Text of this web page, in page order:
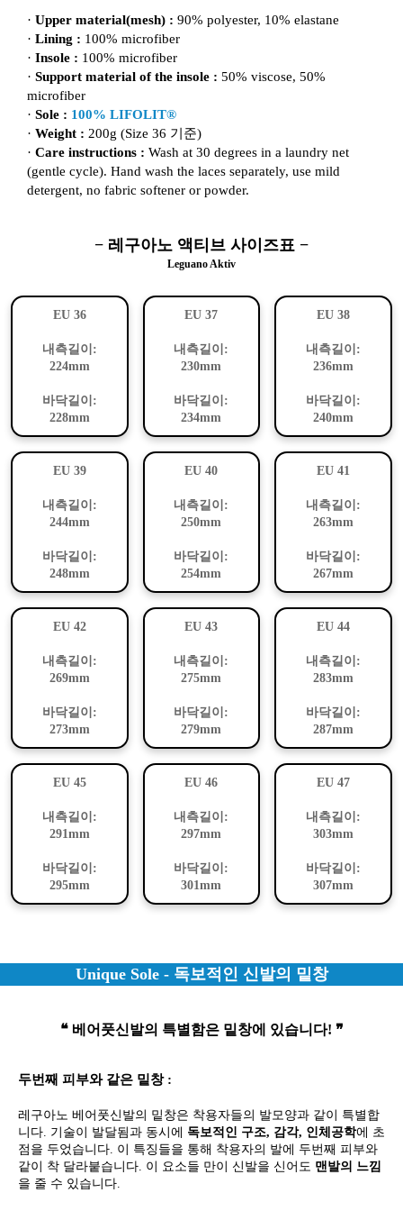
· Upper material(mesh) : 90% polyester, 10% elastane
· Lining : 100% microfiber
· Insole : 100% microfiber
· Support material of the insole : 50% viscose, 50%
microfiber
· Sole : 100% LIFOLIT®
· Weight : 200g (Size 36 기준)
· Care instructions : Wash at 30 degrees in a laundry net
(gentle cycle). Hand wash the laces separately, use mild
detergent, no fabric softener or powder.
− 레구아노 액티브 사이즈표 −
Leguano Aktiv
EU 36
내측길이:
224mm
바닥길이:
228mm
EU 37
내측길이:
230mm
바닥길이:
234mm
EU 38
내측길이:
236mm
바닥길이:
240mm
EU 39
내측길이:
244mm
바닥길이:
248mm
EU 40
내측길이:
250mm
바닥길이:
254mm
EU 41
내측길이:
263mm
바닥길이:
267mm
EU 42
내측길이:
269mm
바닥길이:
273mm
EU 43
내측길이:
275mm
바닥길이:
279mm
EU 44
내측길이:
283mm
바닥길이:
287mm
EU 45
내측길이:
291mm
바닥길이:
295mm
EU 46
내측길이:
297mm
바닥길이:
301mm
EU 47
내측길이:
303mm
바닥길이:
307mm
Unique Sole - 독보적인 신발의 밑창
❝ 베어풋신발의 특별함은 밑창에 있습니다! ❞
두번째 피부와 같은 밑창 :
레구아노 베어풋신발의 밑창은 착용자들의 발모양과 같이 특별합
니다. 기술이 발달됨과 동시에 독보적인 구조, 감각, 인체공학에 초
점을 두었습니다. 이 특징들을 통해 착용자의 발에 두번째 피부와
같이 착 달라붙습니다. 이 요소들 만이 신발을 신어도 맨발의 느낌
을 줄 수 있습니다.